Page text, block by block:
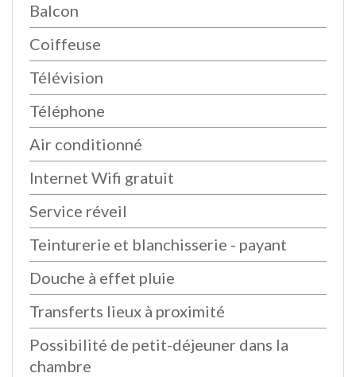
Balcon
Coiffeuse
Télévision
Téléphone
Air conditionné
Internet Wifi gratuit
Service réveil
Teinturerie et blanchisserie - payant
Douche à effet pluie
Transferts lieux à proximité
Possibilité de petit-déjeuner dans la
chambre